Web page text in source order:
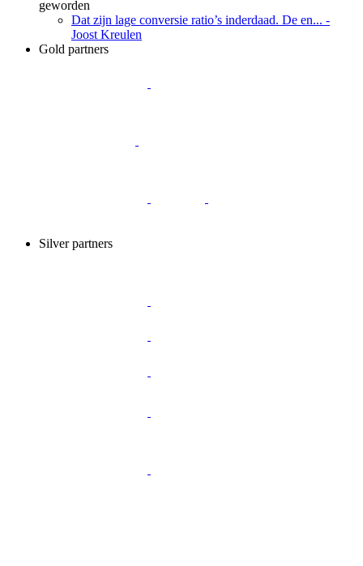
geworden
Dat zijn lage conversie ratio’s inderdaad. De en... -
Joost Kreulen
Gold partners
Silver partners